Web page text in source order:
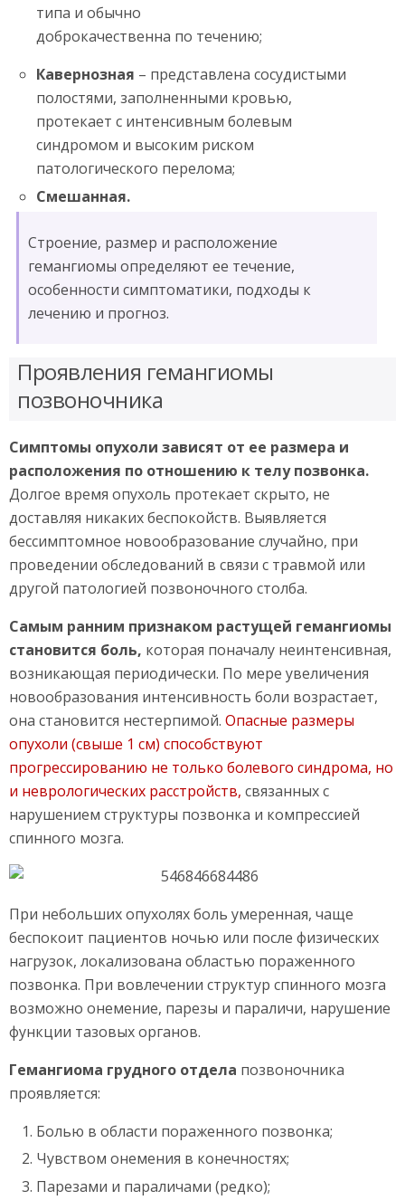
типа и обычно
доброкачественна по течению;
Кавернозная – представлена сосудистыми
полостями, заполненными кровью,
протекает с интенсивным болевым
синдромом и высоким риском
патологического перелома;
Смешанная.
Строение, размер и расположение
гемангиомы определяют ее течение,
особенности симптоматики, подходы к
лечению и прогноз.
Проявления гемангиомы
позвоночника
Симптомы опухоли зависят от ее размера и
расположения по отношению к телу позвонка.
Долгое время опухоль протекает скрыто, не
доставляя никаких беспокойств. Выявляется
бессимптомное новообразование случайно, при
проведении обследований в связи с травмой или
другой патологией позвоночного столба.
Самым ранним признаком растущей гемангиомы
становится боль, которая поначалу неинтенсивная,
возникающая периодически. По мере увеличения
новообразования интенсивность боли возрастает,
она становится нестерпимой. Опасные размеры
опухоли (свыше 1 см) способствуют
прогрессированию не только болевого синдрома, но
и неврологических расстройств, связанных с
нарушением структуры позвонка и компрессией
спинного мозга.
При небольших опухолях боль умеренная, чаще
беспокоит пациентов ночью или после физических
нагрузок, локализована областью пораженного
позвонка. При вовлечении структур спинного мозга
возможно онемение, парезы и параличи, нарушение
функции тазовых органов.
Гемангиома грудного отдела позвоночника
проявляется:
Болью в области пораженного позвонка;
Чувством онемения в конечностях;
Парезами и параличами (редко);